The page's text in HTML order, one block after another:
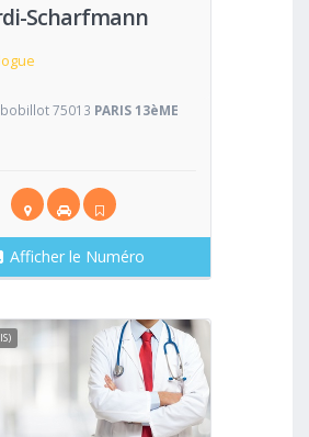
Scharfmann
75013 PARIS 13èME
Afficher le Numéro
Voir